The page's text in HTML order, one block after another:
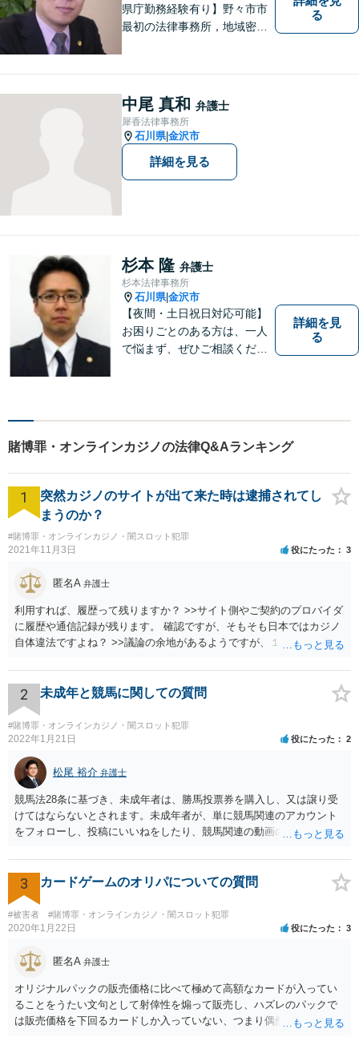
県庁勤務経験有り】野々市市
最初の法律事務所，地域密着
る
中尾 真和 弁護士
犀香法律事務所
石川県|金沢市
詳細を見る
杉本 隆 弁護士
杉本法律事務所
石川県|金沢市
【夜間・土日祝日対応可能】
お困りごとのある方は、一人
で悩まず、ぜひご相談くださ
円(税込））
詳細を見
る
賭博罪・オンラインカジノの法律Q&Aランキング
1
突然カジノのサイトが出て来た時は逮捕されてし
まうのか？
#賭博罪・オンラインカジノ・闇スロット犯罪
2021年11月3日 役にたった 3
匿名A 弁護士
利用すれば、履歴って残りますか？ >>サイト側やご契約のプロバイダ
に履歴や通信記録が残ります。 確認ですが、そもそも日本ではカジノ
自体違法ですよね？ >>議論の余地があるようですが、１００％合法で
2 未成年と競馬に関しての質問
#賭博罪・オンラインカジノ・闇スロット犯罪
2022年1月21日 役にたった 2
松尾 裕介 弁護士
競馬法28条に基づき、未成年者は、勝馬投票券を購入し、又は譲り受
けてはならないとされます。未成年者が、単に競馬関連のアカウント
をフォローし、投稿にいいねをしたり、競馬関連の動画のチャンネル
3 カードゲームのオリパについての質問
#被害者 #賭博罪・オンラインカジノ・闇スロット犯罪
2020年1月22日 役にたった 3
匿名A 弁護士
オリジナルパックの販売価格に比べて極めて高額なカードが入ってい
ることをうたい文句として射倖性を煽って販売し、ハズレのパックで
は販売価格を下回るカードしか入っていない、つまり偶然によってあ